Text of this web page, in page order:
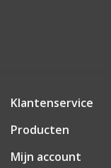
Klantenservice
Producten
Mijn account